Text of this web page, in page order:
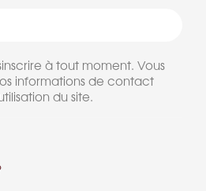
à tout moment. Vous
informations de contact
du site.